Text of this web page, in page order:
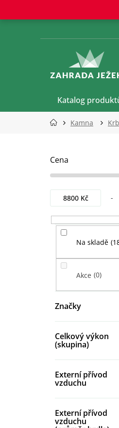
obsah
Katalog
Kamna
Cena
8800Kč
Na skladě
Akce 0
Značky
Celkový výkon
(skupina)
Externí přívod
vzduchu
Externí přívod
vzduchu